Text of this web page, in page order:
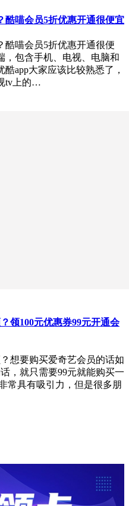
酷喵会员5折优惠开通很便宜
酷喵会员5折优惠开通很便
，包含手机、电视、电脑和
app大家应该比较熟悉了，
tv上的…
领100元优惠券99元开通会
想要购买爱奇艺会员的话如
，就只需要99元就能购买一
常具有吸引力，但是很多朋